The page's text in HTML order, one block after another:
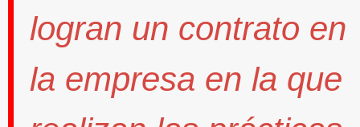
logran un contrato en
la empresa en la que